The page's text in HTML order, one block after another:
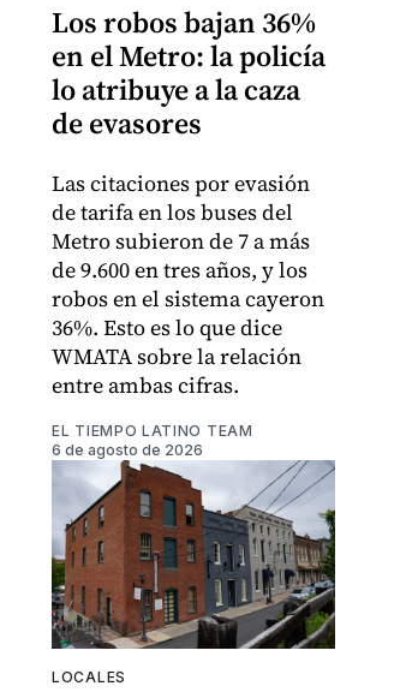
Los robos bajan 36%
en el Metro: la policía
lo atribuye a la caza
de evasores
Las citaciones por evasión
de tarifa en los buses del
Metro subieron de 7 a más
de 9.600 en tres años, y los
robos en el sistema cayeron
36%. Esto es lo que dice
WMATA sobre la relación
entre ambas cifras.
EL TIEMPO LATINO TEAM
6 de agosto de 2026
LOCALES